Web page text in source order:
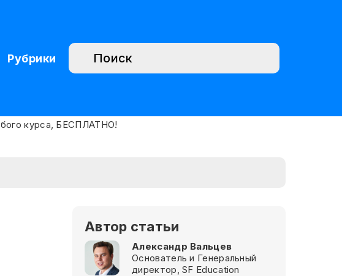
Рубрики
Автор статьи
Александр Вальцев
Основатель и Генеральный
директор, SF Education